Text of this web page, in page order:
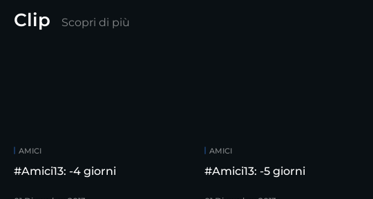
Clip Scopri di più
AMICI
#Amici13: -4 giorni
AMICI
#Amici13: -5 giorni